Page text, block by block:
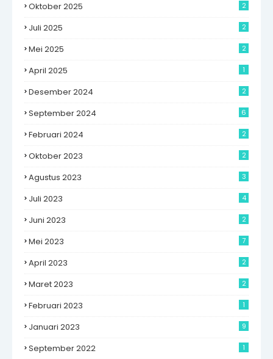
Oktober 2025 2
Juli 2025 2
Mei 2025 2
April 2025 1
Desember 2024 2
September 2024 6
Februari 2024 2
Oktober 2023 2
Agustus 2023 3
Juli 2023 4
Juni 2023 2
Mei 2023 7
April 2023 2
Maret 2023 2
Februari 2023 1
Januari 2023 9
September 2022 1